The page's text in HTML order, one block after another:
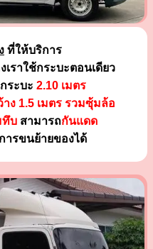
ที่ให้บริการ
เราใช้กระบะตอนเดียว
ระบะ 2.10 เมตร
าง 1.5 เมตร รวมซุ้มล้อ
ทึบ สามารถกันแดด
รขนย้ายของได้